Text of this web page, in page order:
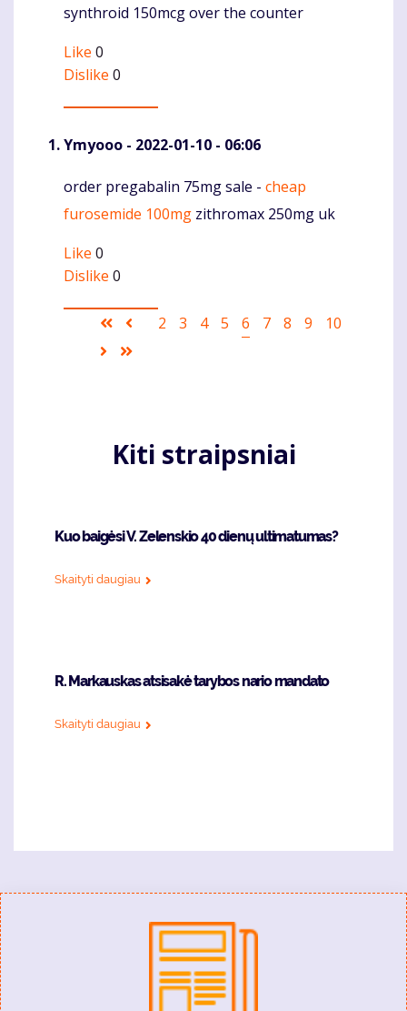
synthroid 150mcg over the counter
Like 0
Dislike 0
Ymyooo - 2022-01-10 - 06:06
Komentaras
order pregabalin 75mg sale - cheap
furosemide 100mg zithromax 250mg uk
Like 0
Dislike 0
Pagination
First
page
Ankstesnis
Puslapis
2 Puslapis
3 Puslapis
4 Puslapis
5
Current
6 Puslapis
7 Puslapis
8 Puslapis
9 Puslapis
10
Sekantis
Kiti straipsniai
Kuo baigėsi V. Zelenskio 40 dienų ultimatumas?
Skaityti daugiau
R. Markauskas atsisakė tarybos nario mandato
Skaityti daugiau